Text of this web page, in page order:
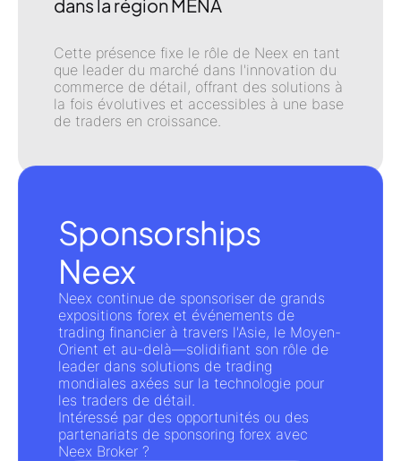
dans la région MENA
Cette présence fixe le rôle de Neex en tant
que leader du marché dans l'innovation du
commerce de détail , offrant des solutions à
la fois évolutives et accessibles à une base
de traders en croissance.
Sponsorships
Neex
Neex continue de sponsoriser de grands
expositions forex et événements de
trading financier à travers l'Asie, le Moyen-
Orient et au-delà—solidifiant son rôle de
leader dans solutions de trading
mondiales axées sur la technologie pour
les traders de détail.
Intéressé par des opportunités ou des
partenariats de sponsoring forex avec
Neex Broker ?